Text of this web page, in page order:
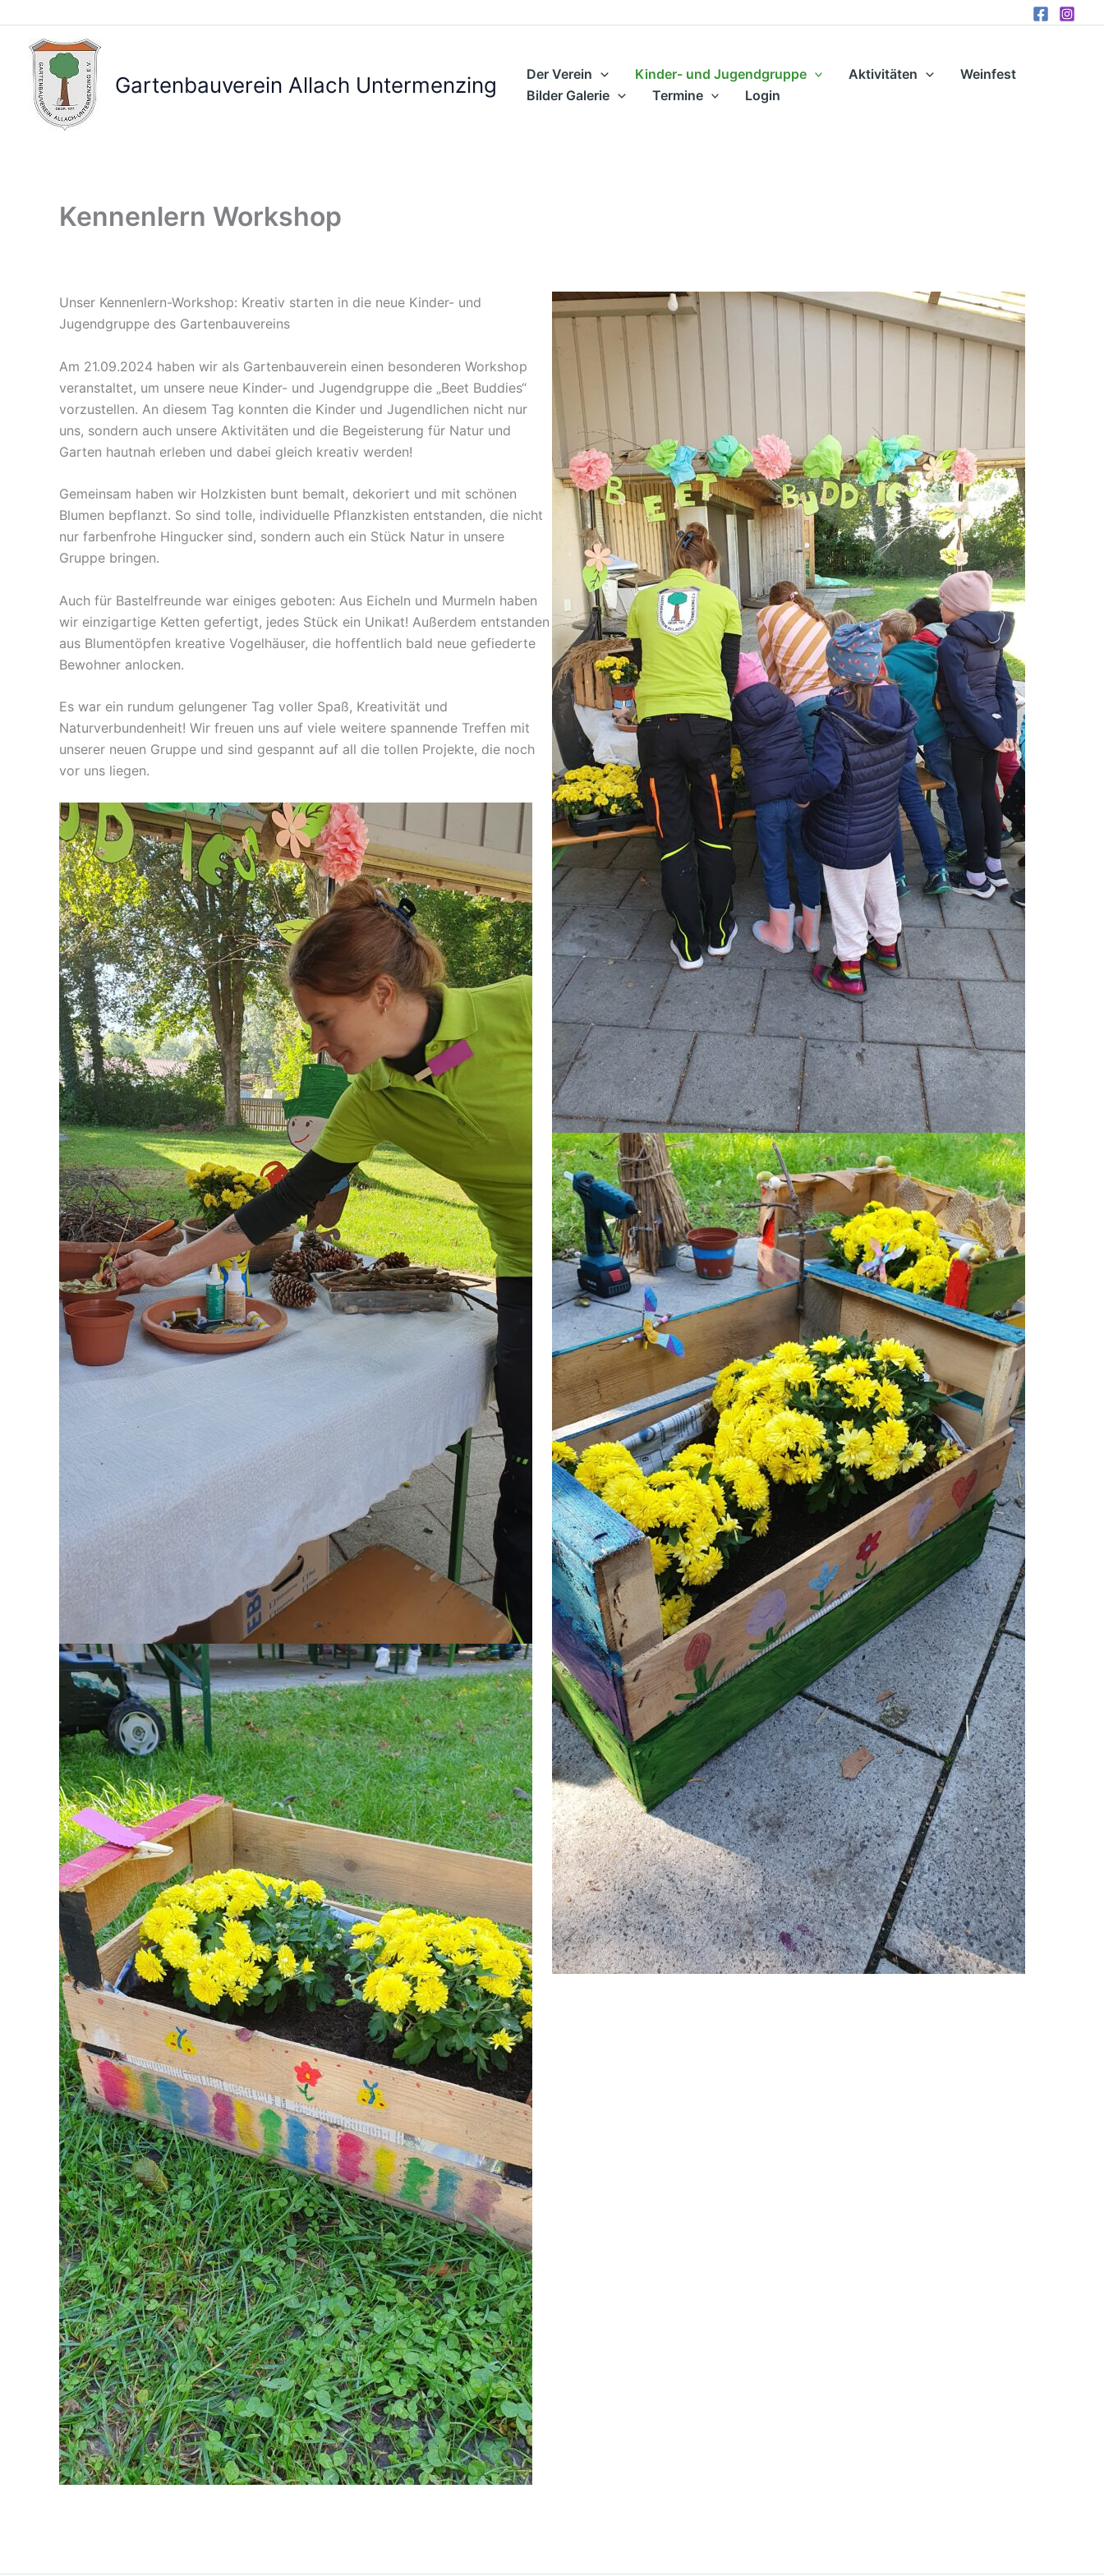
springen
Gartenbauverein Allach Untermenzing Der Verein Kinder- und Jugendgruppe Aktivitäten
Weinfest
Bilder Galerie
Termine Login
Kennenlern Workshop
Unser Kennenlern-Workshop: Kreativ starten in die neue Kinder- und
Jugendgruppe des Gartenbauvereins
Am 21.09.2024 haben wir als Gartenbauverein einen besonderen Workshop
veranstaltet, um unsere neue Kinder- und Jugendgruppe die „Beet Buddies“
vorzustellen. An diesem Tag konnten die Kinder und Jugendlichen nicht nur
uns, sondern auch unsere Aktivitäten und die Begeisterung für Natur und
Garten hautnah erleben und dabei gleich kreativ werden!
Gemeinsam haben wir Holzkisten bunt bemalt, dekoriert und mit schönen
Blumen bepflanzt. So sind tolle, individuelle Pflanzkisten entstanden, die nicht
nur farbenfrohe Hingucker sind, sondern auch ein Stück Natur in unsere
Gruppe bringen.
Auch für Bastelfreunde war einiges geboten: Aus Eicheln und Murmeln haben
wir einzigartige Ketten gefertigt, jedes Stück ein Unikat! Außerdem entstanden
aus Blumentöpfen kreative Vogelhäuser, die hoffentlich bald neue gefiederte
Bewohner anlocken.
Es war ein rundum gelungener Tag voller Spaß, Kreativität und
Naturverbundenheit! Wir freuen uns auf viele weitere spannende Treffen mit
unserer neuen Gruppe und sind gespannt auf all die tollen Projekte, die noch
vor uns liegen.